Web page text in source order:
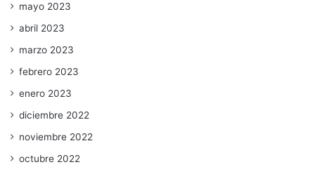
mayo 2023
abril 2023
marzo 2023
febrero 2023
enero 2023
diciembre 2022
noviembre 2022
octubre 2022